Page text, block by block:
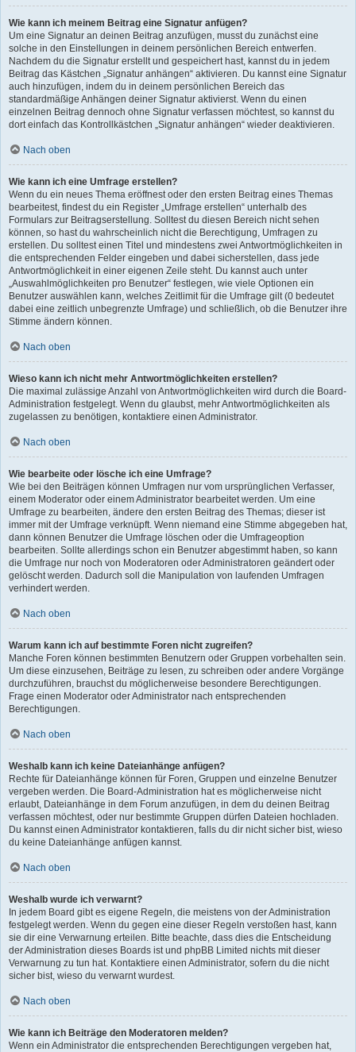
Wie kann ich meinem Beitrag eine Signatur anfügen?
Um eine Signatur an deinen Beitrag anzufügen, musst du zunächst eine
solche in den Einstellungen in deinem persönlichen Bereich entwerfen.
Nachdem du die Signatur erstellt und gespeichert hast, kannst du in jedem
Beitrag das Kästchen „Signatur anhängen“ aktivieren. Du kannst eine Signatur
auch hinzufügen, indem du in deinem persönlichen Bereich das
standardmäßige Anhängen deiner Signatur aktivierst. Wenn du einen
einzelnen Beitrag dennoch ohne Signatur verfassen möchtest, so kannst du
dort einfach das Kontrollkästchen „Signatur anhängen“ wieder deaktivieren.
Nach oben
Wie kann ich eine Umfrage erstellen?
Wenn du ein neues Thema eröffnest oder den ersten Beitrag eines Themas
bearbeitest, findest du ein Register „Umfrage erstellen“ unterhalb des
Formulars zur Beitragserstellung. Solltest du diesen Bereich nicht sehen
können, so hast du wahrscheinlich nicht die Berechtigung, Umfragen zu
erstellen. Du solltest einen Titel und mindestens zwei Antwortmöglichkeiten in
die entsprechenden Felder eingeben und dabei sicherstellen, dass jede
Antwortmöglichkeit in einer eigenen Zeile steht. Du kannst auch unter
„Auswahlmöglichkeiten pro Benutzer“ festlegen, wie viele Optionen ein
Benutzer auswählen kann, welches Zeitlimit für die Umfrage gilt (0 bedeutet
dabei eine zeitlich unbegrenzte Umfrage) und schließlich, ob die Benutzer ihre
Stimme ändern können.
Nach oben
Wieso kann ich nicht mehr Antwortmöglichkeiten erstellen?
Die maximal zulässige Anzahl von Antwortmöglichkeiten wird durch die Board-
Administration festgelegt. Wenn du glaubst, mehr Antwortmöglichkeiten als
zugelassen zu benötigen, kontaktiere einen Administrator.
Nach oben
Wie bearbeite oder lösche ich eine Umfrage?
Wie bei den Beiträgen können Umfragen nur vom ursprünglichen Verfasser,
einem Moderator oder einem Administrator bearbeitet werden. Um eine
Umfrage zu bearbeiten, ändere den ersten Beitrag des Themas; dieser ist
immer mit der Umfrage verknüpft. Wenn niemand eine Stimme abgegeben hat,
dann können Benutzer die Umfrage löschen oder die Umfrageoption
bearbeiten. Sollte allerdings schon ein Benutzer abgestimmt haben, so kann
die Umfrage nur noch von Moderatoren oder Administratoren geändert oder
gelöscht werden. Dadurch soll die Manipulation von laufenden Umfragen
verhindert werden.
Nach oben
Warum kann ich auf bestimmte Foren nicht zugreifen?
Manche Foren können bestimmten Benutzern oder Gruppen vorbehalten sein.
Um diese einzusehen, Beiträge zu lesen, zu schreiben oder andere Vorgänge
durchzuführen, brauchst du möglicherweise besondere Berechtigungen.
Frage einen Moderator oder Administrator nach entsprechenden
Berechtigungen.
Nach oben
Weshalb kann ich keine Dateianhänge anfügen?
Rechte für Dateianhänge können für Foren, Gruppen und einzelne Benutzer
vergeben werden. Die Board-Administration hat es möglicherweise nicht
erlaubt, Dateianhänge in dem Forum anzufügen, in dem du deinen Beitrag
verfassen möchtest, oder nur bestimmte Gruppen dürfen Dateien hochladen.
Du kannst einen Administrator kontaktieren, falls du dir nicht sicher bist, wieso
du keine Dateianhänge anfügen kannst.
Nach oben
Weshalb wurde ich verwarnt?
In jedem Board gibt es eigene Regeln, die meistens von der Administration
festgelegt werden. Wenn du gegen eine dieser Regeln verstoßen hast, kann
sie dir eine Verwarnung erteilen. Bitte beachte, dass dies die Entscheidung
der Administration dieses Boards ist und phpBB Limited nichts mit dieser
Verwarnung zu tun hat. Kontaktiere einen Administrator, sofern du die nicht
sicher bist, wieso du verwarnt wurdest.
Nach oben
Wie kann ich Beiträge den Moderatoren melden?
Wenn ein Administrator die entsprechenden Berechtigungen vergeben hat,